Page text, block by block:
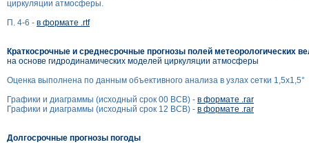
циркуляции атмосферы.
П. 4-6 - в формате .rtf
Краткосрочные и среднесрочные прогнозы полей метеорологических
на основе гидродинамических моделей циркуляции атмосферы
Оценка выполнена по данным объективного анализа в узлах сетки 1,5x1,5°
Графики и диаграммы (исходный срок 00 ВСВ) - в формате .rar
Графики и диаграммы (исходный срок 12 ВСВ) - в формате .rar
Долгосрочные прогнозы погоды